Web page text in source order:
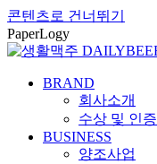
콘텐츠로 건너뛰기
PaperLogy
BRAND
회사소개
수상 및 인증
BUSINESS
양조사업